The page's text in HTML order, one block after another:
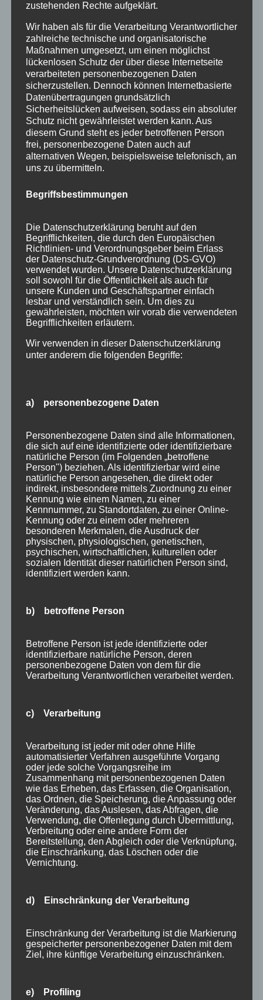
Last Minute Skiurlaub Oberstdorf
von HausPartale|Jan. 9, 2025
im Allgäu – Ihr Wintertraum im Haus Partale
Planen Sie spontan einen Skiurlaub? Der Januar
ist die perfekte Zeit, um die verschneiten Berge
Oberstdorfs im Allgäu zu erleben. Noch besser:
Im Haus Partale gibt es aktuell...
Ferienwohnung Angebot Januar 2023
vonHausPartale|Jan. 7, 2023|Angebote,
Ferienwohnungen,Oberstdorf
Januar Last Minute Ferienwohnung Angebot
Haus Partale Oberstdorf Sie möchten eine
kleine winterliche Auszeit im neuen Jahr 2023 in
Oberstdorf nehmen? Wir haben im Januar 2023
noch freie Ferienwohnungen, die wir Ihnen
Unser Ostern Last Minute Angebot
vonHausPartale|Apr. 11, 2019| Allgäu
Haus Partale,Oberstdorf
Ferienwohnungen in Oberstdorf mit Last
Minute Rabatt! Da ein paar unserer Gäste
kurzfristig leider nicht anreisen können, haben
wir noch zusätzliche Verfügbarkeiten von
Ferienwohnungen im April und zu Ostern. Aus
entschlossen, Ihnen...
nach:
Neueste Beiträge
Veranstaltungen im August 2026 in Oberstdorf
im Allgäu
zustehenden Rechte aufgeklärt.
Wir haben als für die Verarbeitung Verantwortlicher
zahlreiche technische und organisatorische
Maßnahmen umgesetzt, um einen möglichst
lückenlosen Schutz der über diese Internetseite
verarbeiteten personenbezogenen Daten
sicherzustellen. Dennoch können Internetbasierte
Datenübertragungen grundsätzlich
Sicherheitslücken aufweisen, sodass ein absoluter
Schutz nicht gewährleistet werden kann. Aus
diesem Grund steht es jeder betroffenen Person
frei, personenbezogene Daten auch auf
alternativen Wegen, beispielsweise telefonisch, an
uns zu übermitteln.
Begriffsbestimmungen
Die Datenschutzerklärung beruht auf den
Begrifflichkeiten, die durch den Europäischen
Richtlinien- und Verordnungsgeber beim Erlass
der Datenschutz-Grundverordnung (DS-GVO)
verwendet wurden. Unsere Datenschutzerklärung
soll sowohl für die Öffentlichkeit als auch für
unsere Kunden und Geschäftspartner einfach
lesbar und verständlich sein. Um dies zu
gewährleisten, möchten wir vorab die verwendeten
Begrifflichkeiten erläutern.
Wir verwenden in dieser Datenschutzerklärung
unter anderem die folgenden Begriffe:
a) personenbezogene Daten
Personenbezogene Daten sind alle Informationen,
die sich auf eine identifizierte oder identifizierbare
natürliche Person (im Folgenden „betroffene
Person") beziehen. Als identifizierbar wird eine
natürliche Person angesehen, die direkt oder
indirekt, insbesondere mittels Zuordnung zu einer
Kennung wie einem Namen, zu einer
Kennnummer, zu Standortdaten, zu einer Online-
Kennung oder zu einem oder mehreren
besonderen Merkmalen, die Ausdruck der
physischen, physiologischen, genetischen,
psychischen, wirtschaftlichen, kulturellen oder
sozialen Identität dieser natürlichen Person sind,
identifiziert werden kann.
b) betroffene Person
Betroffene Person ist jede identifizierte oder
identifizierbare natürliche Person, deren
personenbezogene Daten von dem für die
Verarbeitung Verantwortlichen verarbeitet werden.
c) Verarbeitung
Verarbeitung ist jeder mit oder ohne Hilfe
automatisierter Verfahren ausgeführte Vorgang
oder jede solche Vorgangsreihe im
Zusammenhang mit personenbezogenen Daten
wie das Erheben, das Erfassen, die Organisation,
das Ordnen, die Speicherung, die Anpassung oder
Veränderung, das Auslesen, das Abfragen, die
Verwendung, die Offenlegung durch Übermittlung,
Verbreitung oder eine andere Form der
Bereitstellung, den Abgleich oder die Verknüpfung,
die Einschränkung, das Löschen oder die
Vernichtung.
d) Einschränkung der Verarbeitung
Einschränkung der Verarbeitung ist die Markierung
gespeicherter personenbezogener Daten mit dem
Ziel, ihre künftige Verarbeitung einzuschränken.
e) Profiling